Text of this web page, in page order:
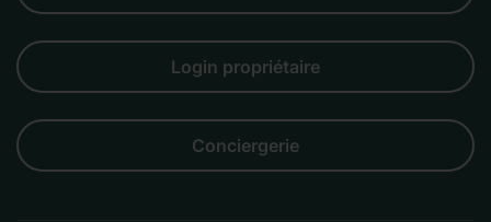
Login propriétaire
Conciergerie